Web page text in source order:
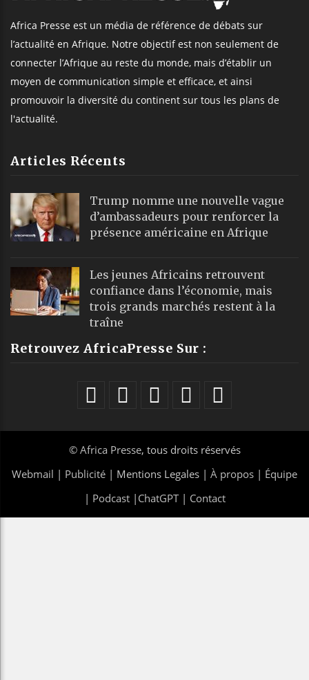
Africa Presse est un média de référence de débats sur
l’actualité en Afrique. Notre objectif est non seulement de
connecter l’Afrique au reste du monde, mais d’établir un
moyen de communication simple et efficace, et ainsi
promouvoir la diversité du continent sur tous les plans de
l'actualité.
Articles Récents
Trump nomme une nouvelle vague
d’ambassadeurs pour renforcer la
présence américaine en Afrique
Les jeunes Africains retrouvent
confiance dans l’économie, mais
trois grands marchés restent à la
traîne
Retrouvez AfricaPresse Sur :
© Africa Presse, tous droits réservés
Webmail | Publicité | Mentions Legales | À propos | Équipe
| Podcast| ChatGPT| Contact